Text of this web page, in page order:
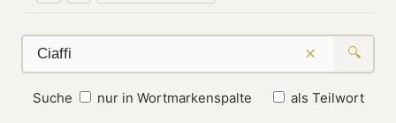
× 🔍
Suche nur in Wortmarkenspalte als Teilwort